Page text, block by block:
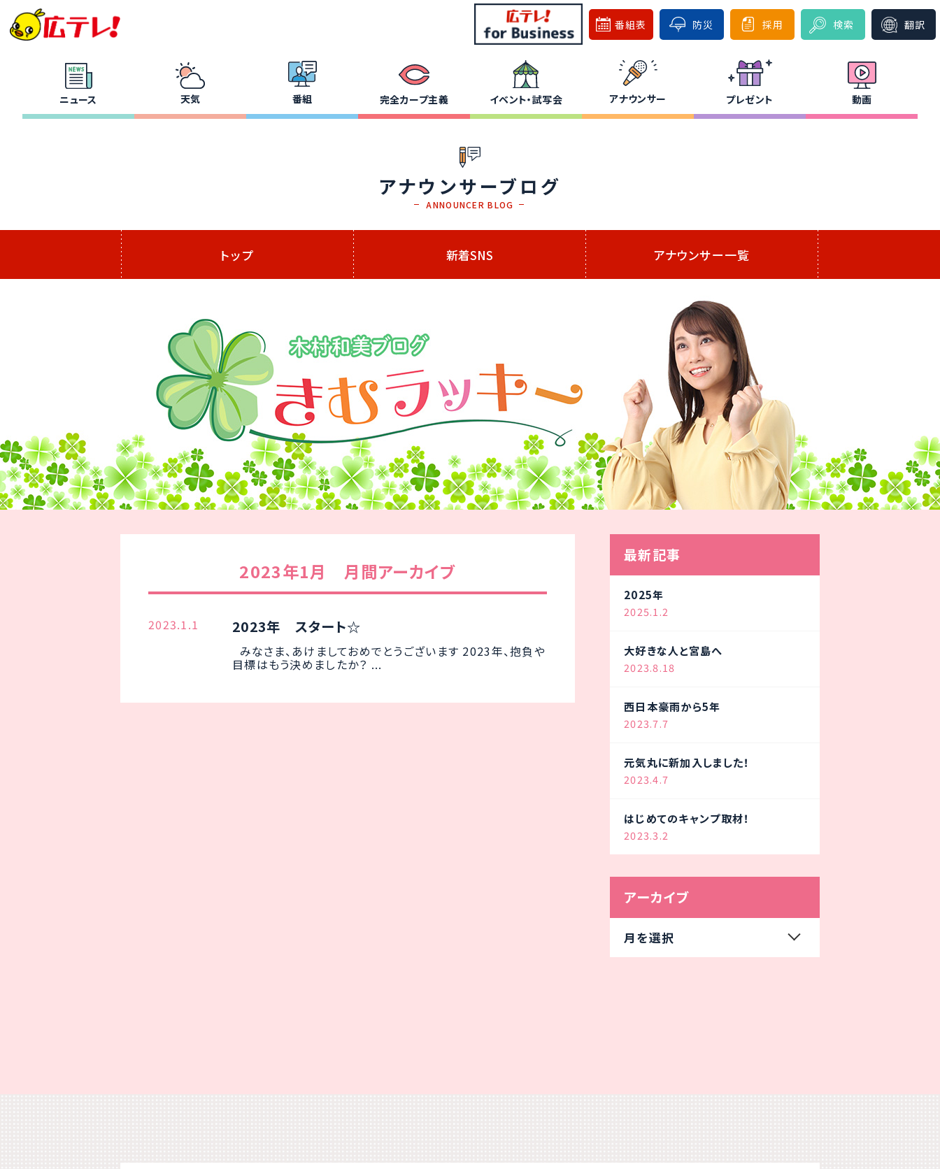
番組表 防災 採用 検索 翻訳
ニュース 天気 番組 完全カープ主義 イベント・試写会 アナウンサー プレゼント 動画
アナウンサーブログ
ANNOUNCER BLOG
トップ 新着SNS アナウンサー一覧
2023年1月 月間アーカイブ
2023.1.1 2023年 スタート☆
みなさま、あけましておめでとうございます 2023年、抱負や
目標はもう決めましたか？ ...
最新記事
2025年
2025.1.2
大好きな人と宮島へ
2023.8.18
西日本豪雨から5年
2023.7.7
元気丸に新加入しました！
2023.4.7
はじめてのキャンプ取材！
2023.3.2
アーカイブ
月を選択